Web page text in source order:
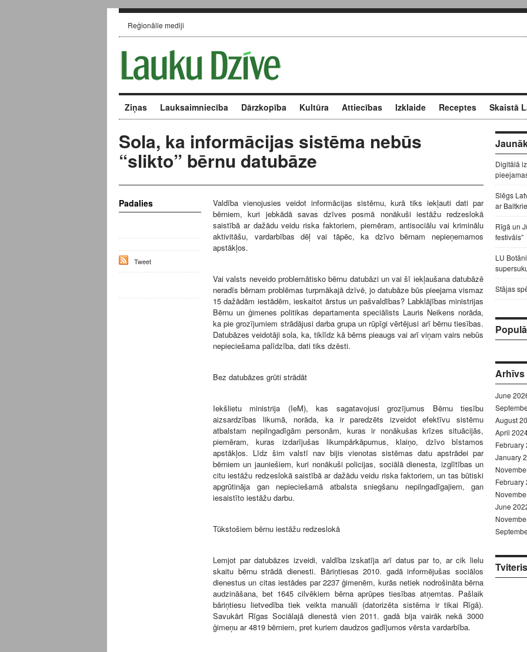
Reģionālie mediji
Ziņas Lauksaimniecība Dārzkopība Kultūra Attiecības Izklaide Receptes Skaistā
Sola, ka informācijas sistēma nebūs
“slikto” bērnu datubāze
Valdība vienojusies veidot informācijas sistēmu, kurā tiks iekļauti dati par
bērniem, kuri jebkādā savas dzīves posmā nonākuši iestāžu redzeslokā
saistībā ar dažādu veidu riska faktoriem, piemēram, antisociālu vai kriminālu
aktivitāšu, vardarbības dēļ vai tāpēc, ka dzīvo bērnam nepieņemamos
apstākļos.
Vai valsts neveido problemātisko bērnu datubāzi un vai šī iekļaušana datubāzē
neradīs bērnam problēmas turpmākajā dzīvē, jo datubāze būs pieejama vismaz
15 dažādām iestādēm, ieskaitot ārstus un pašvaldības? Labklājības ministrijas
Bērnu un ģimenes politikas departamenta speciālists Lauris Neikens norāda,
ka pie grozījumiem strādājusi darba grupa un rūpīgi vērtējusi arī bērnu tiesības.
Datubāzes veidotāji sola, ka, tiklīdz kā bērns pieaugs vai arī viņam vairs nebūs
nepieciešama palīdzība, dati tiks dzēsti.
Bez datubāzes grūti strādāt
Iekšlietu ministrija (IeM), kas sagatavojusi grozījumus Bērnu tiesību
aizsardzības likumā, norāda, ka ir paredzēts izveidot efektīvu sistēmu
atbalstam nepilngadīgām personām, kuras ir nonākušas krīzes situācijās,
piemēram, kuras izdarījušas likumpārkāpumus, klaiņo, dzīvo bīstamos
apstākļos. Līdz šim valstī nav bijis vienotas sistēmas datu apstrādei par
bērniem un jauniešiem, kuri nonākuši policijas, sociālā dienesta, izglītības un
citu iestāžu redzeslokā saistībā ar dažādu veidu riska faktoriem, un tas būtiski
apgrūtināja gan nepieciešamā atbalsta sniegšanu nepilngadīgajiem, gan
iesaistīto iestāžu darbu.
Tūkstošiem bērnu iestāžu redzeslokā
Lemjot par datubāzes izveidi, valdība izskatīja arī datus par to, ar cik lielu
skaitu bērnu strādā dienesti. Bāriņtiesas 2010. gadā informējušas sociālos
dienestus un citas iestādes par 2237 ģimenēm, kurās netiek nodrošināta bērna
audzināšana, bet 1645 cilvēkiem bērna aprūpes tiesības atņemtas. Pašlaik
bāriņtiesu lietvedība tiek veikta manuāli (datorizēta sistēma ir tikai Rīgā).
Savukārt Rīgas Sociālajā dienestā vien 2011. gadā bija vairāk nekā 3000
ģimeņu ar 4819 bērniem, pret kuriem daudzos gadījumos vērsta vardarbība.
Padalies
Tweet
Digitālā
Slēgs
ar
Rīgā un
festivāls”
LU
Stājas
Arhīvs
June
August
April
February
January
February
June
Tviteris